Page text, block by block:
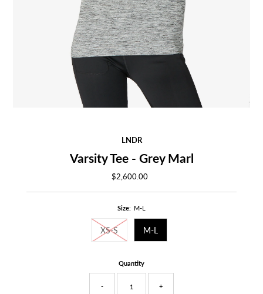
LNDR
Varsity Tee - Grey Marl
Regular
$2,600.00
Size: M-L
XS-S M-L
Quantity
- +